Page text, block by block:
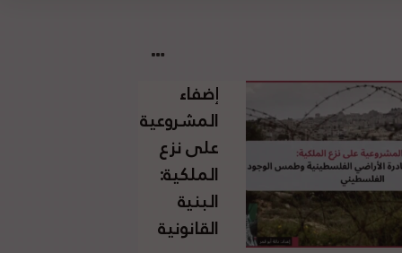
إضفاء
المشروعية
على نزع
الملكية:
البنية
القانونية